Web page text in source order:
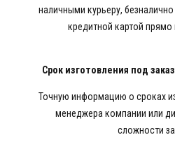
наличными курьеру,
кредитной картой прямо
Срок изготовления под
Точную информацию о сроках
менеджера компании или
сложности